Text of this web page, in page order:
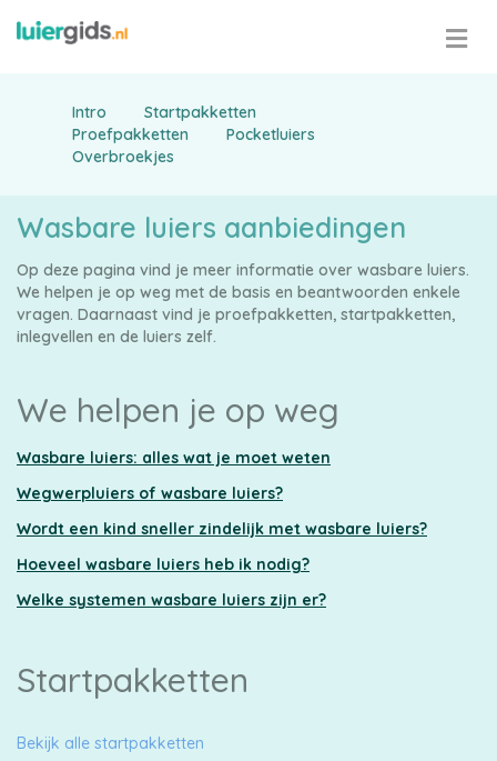
Pampers
Alle
luiers
Billendoekjes
Intro
Startpakketten
Proefpakketten
Pocketluiers
Overbroekjes
Wasbare luiers aanbiedingen
Op deze pagina vind je meer informatie over wasbare luiers.
We helpen je op weg met de basis en beantwoorden enkele
vragen. Daarnaast vind je proefpakketten, startpakketten,
inlegvellen en de luiers zelf.
We helpen je op weg
Wasbare luiers: alles wat je moet weten
Wegwerpluiers of wasbare luiers?
Wordt een kind sneller zindelijk met wasbare luiers?
Hoeveel wasbare luiers heb ik nodig?
Welke systemen wasbare luiers zijn er?
Startpakketten
Bekijk alle startpakketten